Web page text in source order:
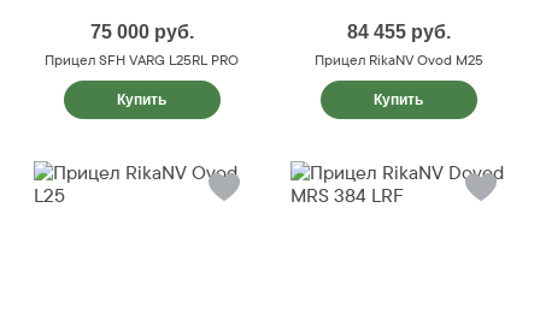
75 000 руб.
Прицел SFH VARG L25RL PRO
Купить
84 455 руб.
Прицел RikaNV Ovod M25
Купить